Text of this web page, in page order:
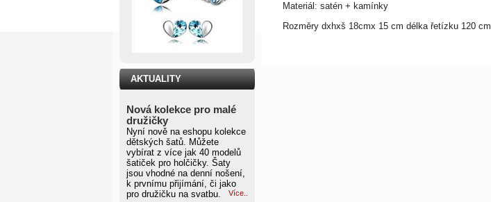
AKTUALITY
Nová kolekce pro malé
družičky
Nyní nově na eshopu kolekce
dětských šatů. Můžete
vybírat z více jak 40 modelů
šatiček pro holčičky. Šaty
jsou vhodné na denní nošení,
k prvnímu přijímání, či jako
pro družičku na svatbu.
Více..
Materiál: satén + kamínky
Rozměry dxhxš 18cmx 15 cm délka řetízku 120 cm